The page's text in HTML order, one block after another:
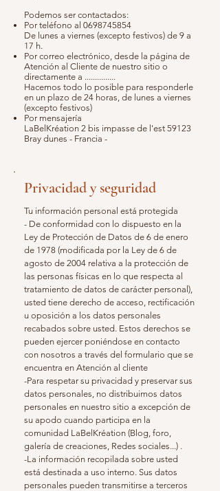
Podemos ser contactados:
Por teléfono al 0698745854
De lunes a viernes (excepto festivos) de 9 a
17 h.
Por correo electrónico, desde la página de
Atención al Cliente de nuestro sitio o
directamente a ...............
Hacemos todo lo posible para responderle
en un plazo de 24 horas, de lunes a viernes
(excepto festivos)
Por mensajería
LaBelKréation 2 bis impasse de l'est 59123
Bray dunes - Francia -
Privacidad y seguridad
Tu información personal está protegida
- De conformidad con lo dispuesto en la
Ley de Protección de Datos de 6 de enero
de 1978 (modificada por la Ley de 6 de
agosto de 2004 relativa a la protección de
las personas físicas en lo que respecta al
tratamiento de datos de carácter personal),
usted tiene derecho de acceso, rectificación
u oposición a los datos personales
recabados sobre usted. Estos derechos se
pueden ejercer poniéndose en contacto
con nosotros a través del formulario que se
encuentra en Atención al cliente
-Para respetar su privacidad y preservar sus
datos personales, no distribuimos datos
personales en nuestro sitio a excepción de
su apodo cuando participa en la
comunidad LaBelKréation (Blog, foro,
galería de creaciones, Redes sociales...) .
-La información recopilada sobre usted
está destinada a uso interno. Sus datos
personales pueden transmitirse a terceros